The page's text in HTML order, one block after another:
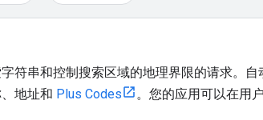
符串和控制搜索区域的地理界限的请求。
地址和 Plus Codes
。您的应用可以在用